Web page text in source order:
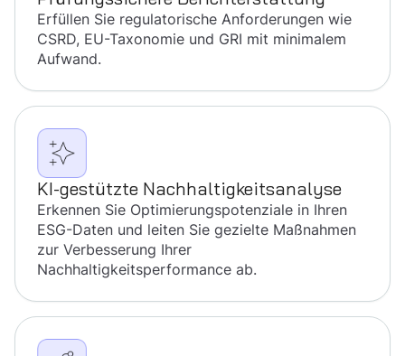
Erfüllen Sie regulatorische Anforderungen wie
CSRD, EU-Taxonomie und GRI mit minimalem
Aufwand.
KI-gestützte Nachhaltigkeitsanalyse
Erkennen Sie Optimierungs­potenziale in Ihren
ESG-Daten und leiten Sie gezielte Maßnahmen
zur Verbesserung Ihrer
Nachhaltigkeitsperformance ab.